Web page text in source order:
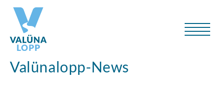
Valünalopp-News